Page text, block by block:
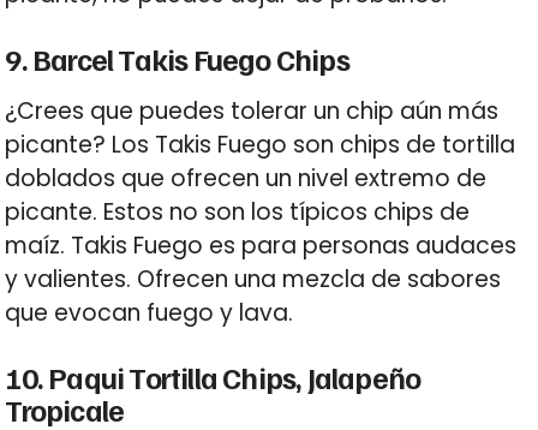
9. Barcel Takis Fuego Chips
¿Crees que puedes tolerar un chip aún más
picante? Los Takis Fuego son chips de tortilla
doblados que ofrecen un nivel extremo de
picante. Estos no son los típicos chips de
maíz. Takis Fuego es para personas audaces
y valientes. Ofrecen una mezcla de sabores
que evocan fuego y lava.
10. Paqui Tortilla Chips, Jalapeño
Tropicale